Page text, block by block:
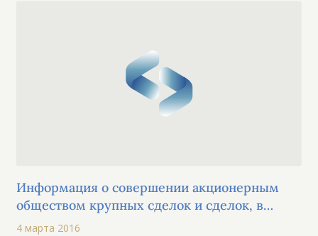
Информация о совершении акционерным
обществом крупных сделок и сделок, в
совершении которых обществом имеется
4 марта 2016